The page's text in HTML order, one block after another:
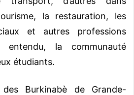
la restauration, les
et autres professions
la communauté
étudiants.
des Burkinabè de Grande-